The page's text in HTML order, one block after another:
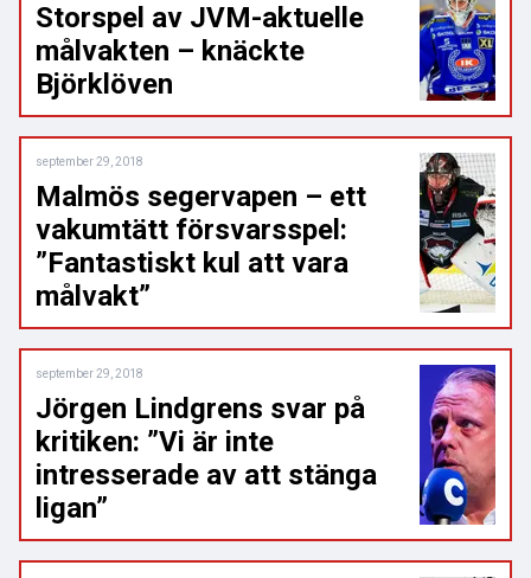
Storspel av JVM-aktuelle
målvakten – knäckte
Björklöven
september 29, 2018
Malmös segervapen – ett
vakumtätt försvarsspel:
”Fantastiskt kul att vara
målvakt”
september 29, 2018
Jörgen Lindgrens svar på
kritiken: ”Vi är inte
intresserade av att stänga
ligan”